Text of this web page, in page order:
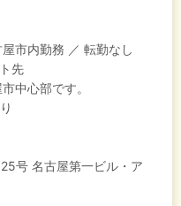
屋市内勤務 ／ 転勤なし
先
中心部です。
号 名古屋第一ビル・ア